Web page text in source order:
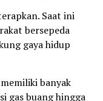
Saat ini
bersepeda
gaya hidup
banyak
gas buang hingga